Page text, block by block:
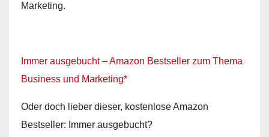
Marketing.
Immer ausgebucht – Amazon Bestseller zum Thema
Business und Marketing*
Oder doch lieber dieser, kostenlose Amazon
Bestseller: Immer ausgebucht?